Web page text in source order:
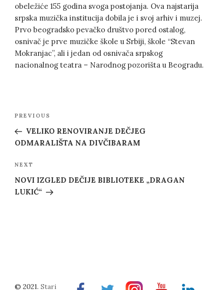
obeležiće 155 godina svoga postojanja. Ova najstarija
srpska muzička institucija dobila je i svoj arhiv i muzej.
Prvo beogradsko pevačko društvo pored ostalog,
osnivač je prve muzičke škole u Srbiji, škole “Stevan
Mokranjac”, ali i jedan od osnivača srpskog
nacionalnog teatra – Narodnog pozorišta u Beogradu.
Post
Previous
Post
PREVIOUS
VELIKO RENOVIRANJE DEČJEG
ODMARALIŠTA NA DIVČIBARAM
Next
Post
NEXT
NOVI IZGLED DEČIJE BIBLIOTEKE „DRAGAN
LUKIĆ“
FacebookTwitterInstragramYoutubeLinkedin
© 2021. Stari